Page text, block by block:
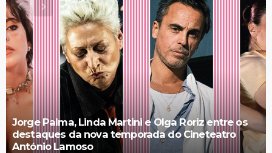
Jorge Palma, Linda Martini e Olga Roriz entre os
destaques da nova temporada do Cineteatro
António Lamoso